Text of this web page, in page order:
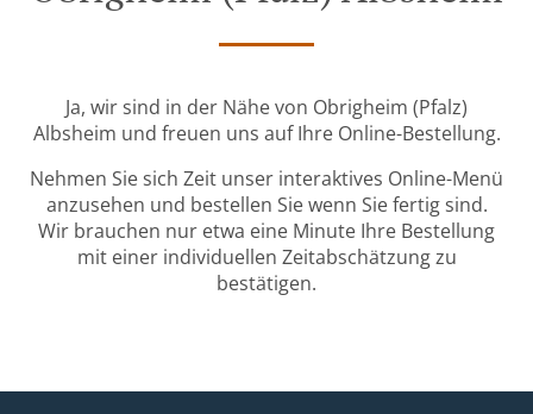
Ja, wir sind in der Nähe von Obrigheim (Pfalz)
Albsheim und freuen uns auf Ihre Online-Bestellung.
Nehmen Sie sich Zeit unser interaktives Online-Menü
anzusehen und bestellen Sie wenn Sie fertig sind.
Wir brauchen nur etwa eine Minute Ihre Bestellung
mit einer individuellen Zeitabschätzung zu
bestätigen.